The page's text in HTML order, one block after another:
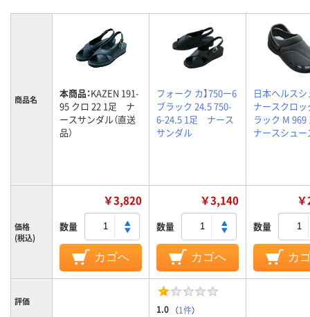
商品名 本商品：KAZEN 191-
95 クロ 22 1足 ナ
ースサンダル（直送
品）
フォーク カ】750ー6
ブラック 24.5 750-
6-24.5 1足 ナース
サンダル
日本ヘルス
ナースクロッ
ラック M
ナースシュー
価格
(税込)
￥3,820
数量
カゴへ
￥3,140
数量
カゴへ
数量
カ
評価
1.0 （1件）